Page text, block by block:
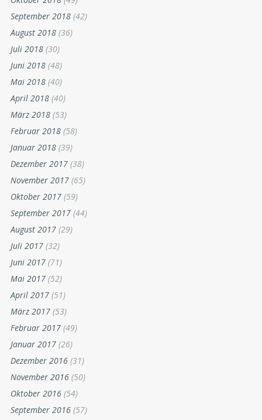
September 2018 (42)
August 2018 (36)
Juli 2018 (30)
Juni 2018 (48)
Mai 2018 (40)
April 2018 (40)
März 2018 (53)
Februar 2018 (58)
Januar 2018 (39)
Dezember 2017 (38)
November 2017 (65)
Oktober 2017 (59)
September 2017 (44)
August 2017 (29)
Juli 2017 (32)
Juni 2017 (71)
Mai 2017 (52)
April 2017 (51)
März 2017 (53)
Februar 2017 (49)
Januar 2017 (26)
Dezember 2016 (31)
November 2016 (50)
Oktober 2016 (54)
September 2016 (57)